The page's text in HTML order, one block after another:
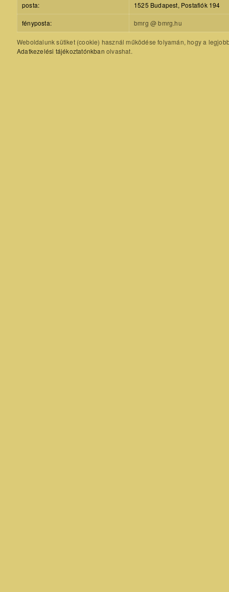
posta:
1525 Budapest, Postafiók 194
fényposta: bmrg @ bmrg.hu
Weboldalunk sütiket (cookie) használ működése folyamán, hogy a
Adatkezelési tájékoztatónkban olvashat.